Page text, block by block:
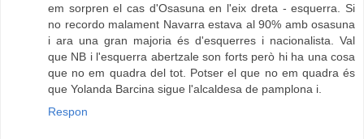
em sorpren el cas d'Osasuna en l'eix dreta - esquerra. Si
no recordo malament Navarra estava al 90% amb osasuna
i ara una gran majoria és d'esquerres i nacionalista. Val
que NB i l'esquerra abertzale son forts però hi ha una cosa
que no em quadra del tot. Potser el que no em quadra és
que Yolanda Barcina sigue l'alcaldesa de pamplona i.
Respon